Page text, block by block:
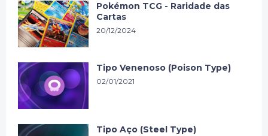
Pokémon TCG - Raridade das
Cartas
20/12/2024
Tipo Venenoso (Poison Type)
02/01/2021
Tipo Aço (Steel Type)